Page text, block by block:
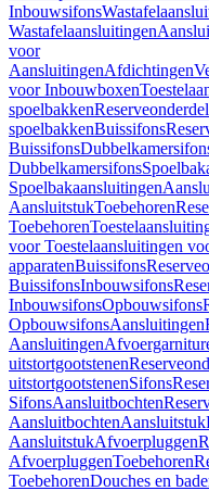
Inbouwsifons
Wastafelaansluitingen
voor
AansluitingenAfdichtingen
voor Inbouwboxen
spoelbakken
spoelbakkenBuissifons
Buissifons
Dubbelkamersifons
Spoelbakaansluitingen
AansluitstukToebehoren
Toebehoren
voor Toestelaansluitingen
apparatenBuissifons
BuissifonsInbouwsifons
InbouwsifonsOpbouwsifons
OpbouwsifonsAansluitingen
Aansluitingen
uitstortgootstenen
uitstortgootstenenSifons
SifonsAansluitbochten
AansluitbochtenAansluitstuk
AansluitstukAfvoerpluggen
AfvoerpluggenToebehoren
ToebehorenDouches en